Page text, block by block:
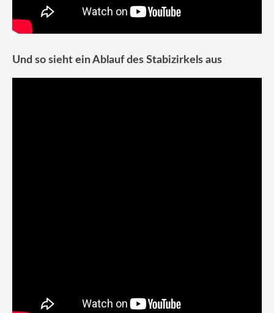
Und so sieht ein Ablauf des Stabizirkels aus